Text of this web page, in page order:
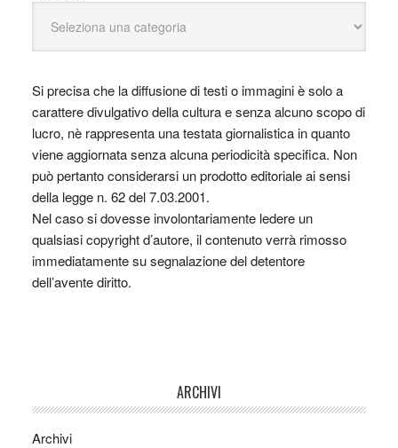
Si precisa che la diffusione di testi o immagini è solo a
carattere divulgativo della cultura e senza alcuno scopo di
lucro, nè rappresenta una testata giornalistica in quanto
viene aggiornata senza alcuna periodicità specifica. Non
può pertanto considerarsi un prodotto editoriale ai sensi
della legge n. 62 del 7.03.2001.
Nel caso si dovesse involontariamente ledere un
qualsiasi copyright d’autore, il contenuto verrà rimosso
immediatamente su segnalazione del detentore
dell’avente diritto.
ARCHIVI
Archivi